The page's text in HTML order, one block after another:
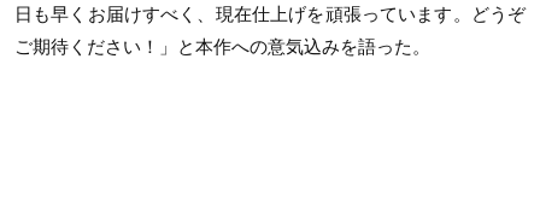
日も早くお届けすべく、現在仕上げを頑張っています。どうぞ
ご期待ください！」と本作への意気込みを語った。